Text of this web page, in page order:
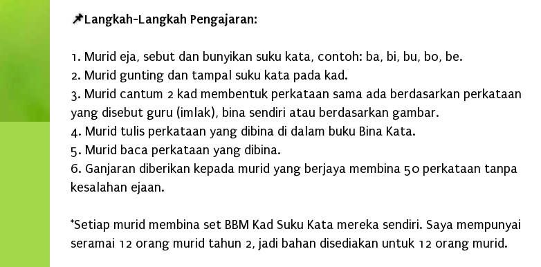
📌Langkah-Langkah Pengajaran:
1. Murid eja, sebut dan bunyikan suku kata, contoh: ba, bi, bu, bo, be.
2. Murid gunting dan tampal suku kata pada kad.
3. Murid cantum 2 kad membentuk perkataan sama ada berdasarkan perkataan
yang disebut guru (imlak), bina sendiri atau berdasarkan gambar.
4. Murid tulis perkataan yang dibina di dalam buku Bina Kata.
5. Murid baca perkataan yang dibina.
6. Ganjaran diberikan kepada murid yang berjaya membina 50 perkataan tanpa
kesalahan ejaan.
*Setiap murid membina set BBM Kad Suku Kata mereka sendiri. Saya mempunyai
seramai 12 orang murid tahun 2, jadi bahan disediakan untuk 12 orang murid.